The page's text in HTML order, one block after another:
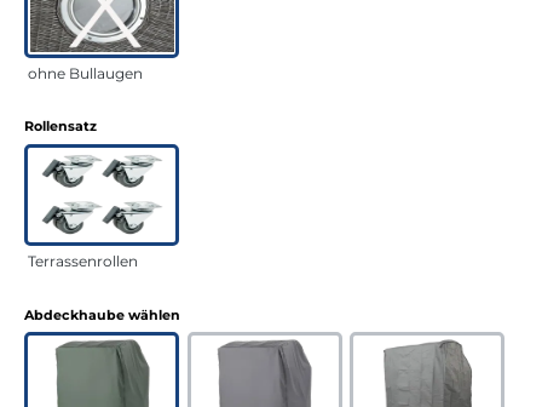
ohne Bullaugen
Rollensatzauswählen
Terrassenrollen
Abdeckhaube wählen